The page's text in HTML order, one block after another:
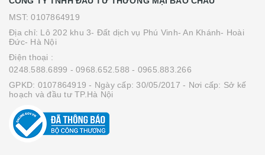
MST: 0107864919
Địa chỉ: Lô 202 khu 3- Đất dịch vụ Phú Vinh- An Khánh- Hoài
Đức- Hà Nội
Điện thoại :
0248.588.6899 - 0968.652.588 - 0965.883.266
GPKD: 0107864919 - Ngày cấp: 30/05/2017 - Nơi cấp: Sở kế
hoạch và đầu tư TP.Hà Nội